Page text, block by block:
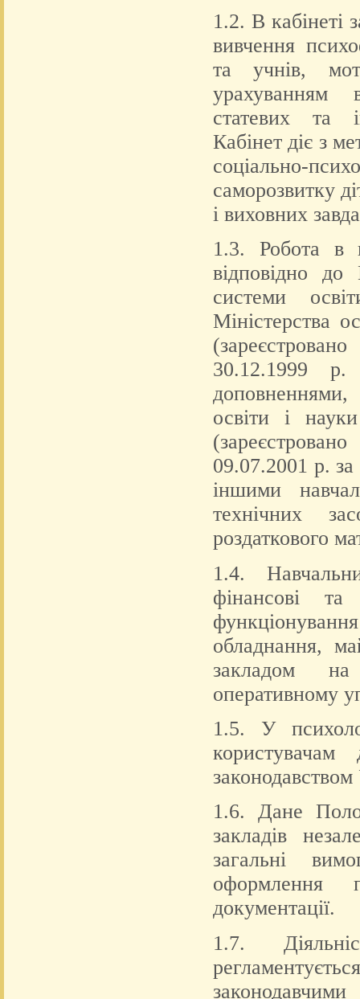
1.2. В кабінеті
вивчення
та учнів,
урахуванням
статевих та
Кабінет діє з
соціально-
саморозвитку
і виховних
1.3. Робота в
відповідно
системи
Міністерства
30.12.1999
доповненнями,
освіти і
09.07.2001 р.
іншими
технічних
роздаткового
1.4.
фінансові та
обладнання,
закладом на
оперативному
1.5. У
користувачам
1.6. Дане
закладів
загальні
оформлення
документації.
1.7.